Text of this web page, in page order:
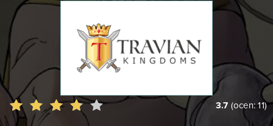
3.7 (ocen:11)